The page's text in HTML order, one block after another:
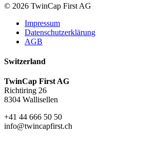
© 2026 TwinCap First AG
Impressum
Datenschutzerklärung
AGB
Switzerland
TwinCap First AG
Richtiring 26
8304 Wallisellen
+41 44 666 50 50
info@twincapfirst.ch